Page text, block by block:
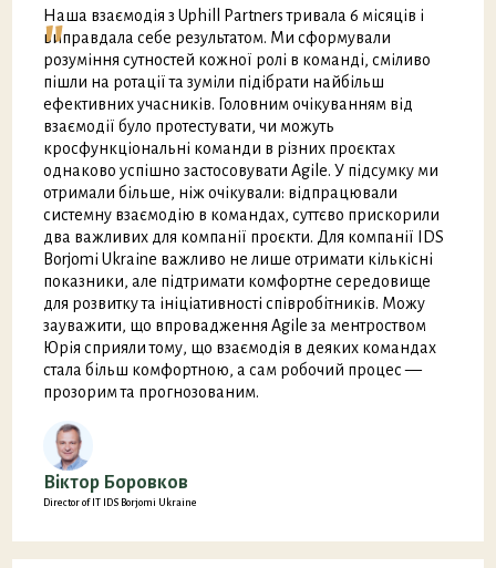
"
Наша взаємодія з Uphill Partners тривала 6 місяців і
виправдала себе результатом. Ми сформували
розуміння сутностей кожної ролі в команді, сміливо
пішли на ротації та зуміли підібрати найбільш
ефективних учасників. Головним очікуванням від
взаємодії було протестувати, чи можуть
кросфункціональні команди в різних проєктах
однаково успішно застосовувати Agile. У підсумку ми
отримали більше, ніж очікували: відпрацювали
системну взаємодію в командах, суттєво прискорили
два важливих для компанії проєкти. Для компанії IDS
Borjomi Ukraine важливо не лише отримати кількісні
показники, але підтримати комфортне середовище
для розвитку та ініціативності співробітників. Можу
зауважити, що впровадження Agile за ментроством
Юрія сприяли тому, що взаємодія в деяких командах
стала більш комфортною, а сам робочий процес —
прозорим та прогнозованим.
Віктор Боровков
Director of IT IDS Borjomi Ukraine